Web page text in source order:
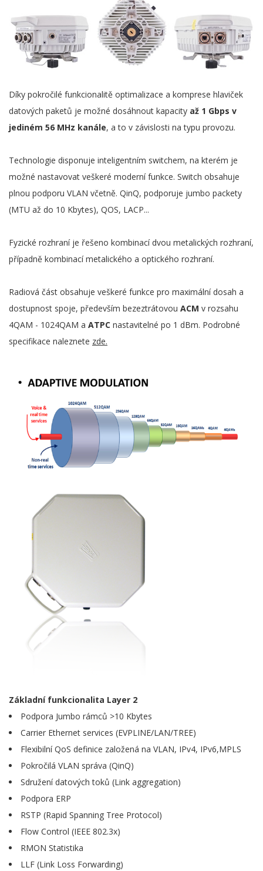
Díky pokročilé funkcionalitě optimalizace a komprese hlaviček
datových paketů je možné dosáhnout kapacity až 1 Gbps v
jediném 56 MHz kanále, a to v závislosti na typu provozu.
Technologie disponuje inteligentním switchem, na kterém je
možné nastavovat veškeré moderní funkce. Switch obsahuje
plnou podporu VLAN včetně. QinQ, podporuje jumbo packety
(MTU až do 10 Kbytes), QOS, LACP...
Fyzické rozhraní je řešeno kombinací dvou metalických rozhraní,
případně kombinací metalického a optického rozhraní.
Radiová část obsahuje veškeré funkce pro maximální dosah a
dostupnost spoje, především bezeztrátovou ACM v rozsahu
4QAM - 1024QAM a ATPC nastavitelné po 1 dBm. Podrobné
specifikace naleznete zde.
Základní funkcionalita Layer 2
Podpora Jumbo rámců >10 Kbytes
Carrier Ethernet services (EVPLINE/LAN/TREE)
Flexibilní QoS definice založená na VLAN, IPv4, IPv6,MPLS
Pokročilá VLAN správa (QinQ)
Sdružení datových toků (Link aggregation)
Podpora ERP
RSTP (Rapid Spanning Tree Protocol)
Flow Control (IEEE 802.3x)
RMON Statistika
LLF (Link Loss Forwarding)